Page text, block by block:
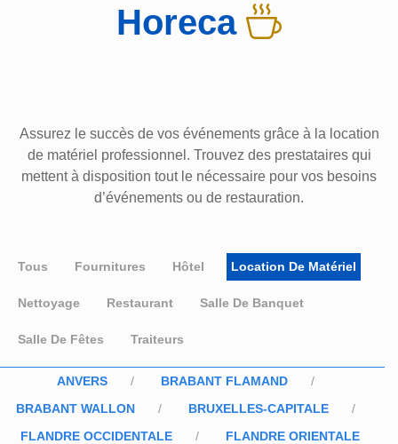
Horeca
Assurez le succès de vos événements grâce à la location
de matériel professionnel. Trouvez des prestataires qui
mettent à disposition tout le nécessaire pour vos besoins
d’événements ou de restauration.
Tous Fournitures Hôtel Location De Matériel
Nettoyage Restaurant Salle De Banquet
Salle De Fêtes Traiteurs
ANVERS
BRABANT FLAMAND
BRABANT WALLON
BRUXELLES-CAPITALE
FLANDRE OCCIDENTALE
FLANDRE ORIENTALE